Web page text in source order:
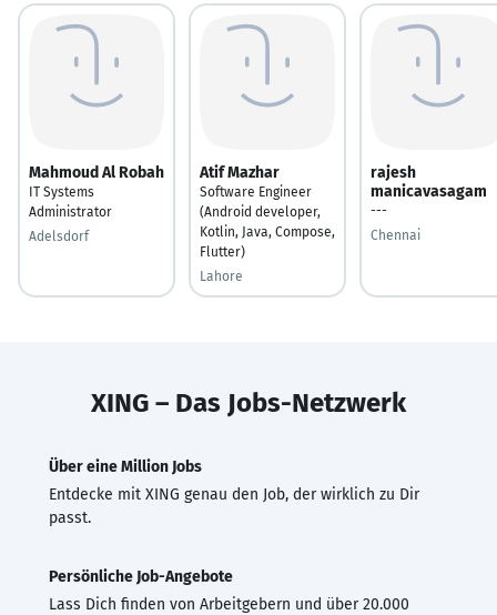
Mahmoud Al Robah
IT Systems
Administrator
Adelsdorf
Atif Mazhar
Software Engineer
(Android developer,
Kotlin, Java, Compose,
Flutter)
Lahore
rajesh
manicavasagam
---
Chennai
XING – Das Jobs-Netzwerk
Über eine Million Jobs
Entdecke mit XING genau den Job, der wirklich zu Dir
passt.
Persönliche Job-Angebote
Lass Dich finden von Arbeitgebern und über 20.000